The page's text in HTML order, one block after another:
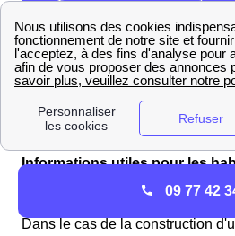
Informations utiles pour les
Le Certificat de conformité ou
Dans le cas de la construction
09 77 42